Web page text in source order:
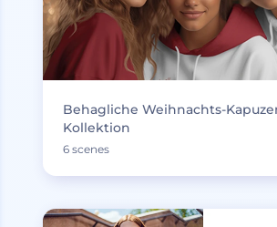
Behagliche Weihnachts-
Kollektion
6 scenes